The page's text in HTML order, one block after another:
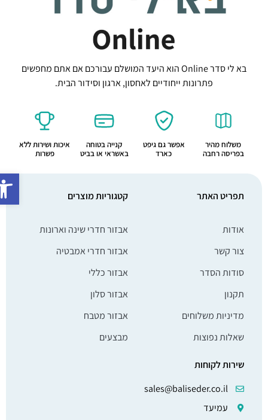
פתח
בא לי סדר Online הוא היעד המושלם עבורכם אם אתם מחפשים
פתרונות ייחודיים לאחסון, ארגון וסידור הבית.
משלוח מהיר
בפריסה רחבה
אפשר גם גיפט
כארד
קנייה בטוחה
באשראי או בביט
איכות ושירות ללא
פשרות
תפריט האתר
אודות
צור קשר
סודות הסדר
תקנון
מדיניות משלוחים
שאלות נפוצות
קטגוריות מוצרים
אבזור חדרי שינה וארונות
אבזור חדרי אמבטיה
אבזור כללי
אבזור סלון
אבזור מטבח
מבצעים
שירות לקוחות
sales@baliseder.co.il
עמיעד